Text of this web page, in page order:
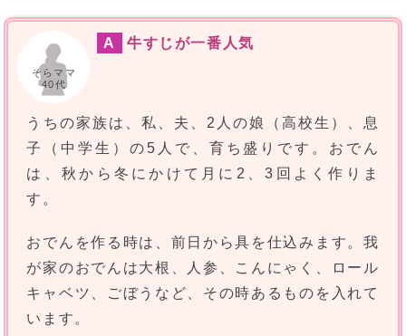
そらママ
40代
A 牛すじが一番人気
うちの家族は、私、夫、2人の娘（高校生）、息
子（中学生）の5人で、育ち盛りです。おでん
は、秋から冬にかけて月に2、3回よく作りま
す。
おでんを作る時は、前日から具を仕込みます。我
が家のおでんは大根、人参、こんにゃく、ロール
キャベツ、ごぼうなど、その時あるものを入れて
います。